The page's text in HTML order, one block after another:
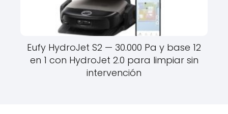
Eufy HydroJet S2 — 30.000 Pa y base 12
en 1 con HydroJet 2.0 para limpiar sin
intervención